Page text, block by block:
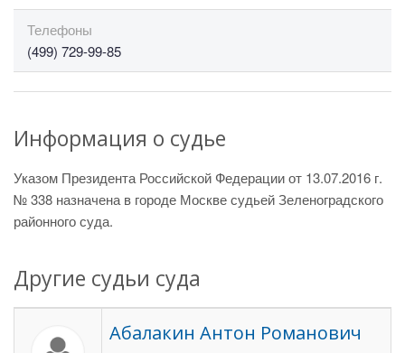
Телефоны
(499) 729-99-85
Информация о судье
Указом Президента Российской Федерации от 13.07.2016 г.
№ 338 назначена в городе Москве судьей Зеленоградского
районного суда.
Другие судьи суда
Абалакин Антон Романович